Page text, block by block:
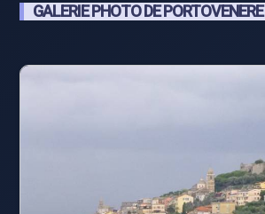
GALERIE PHOTO DE PORTOVENERE